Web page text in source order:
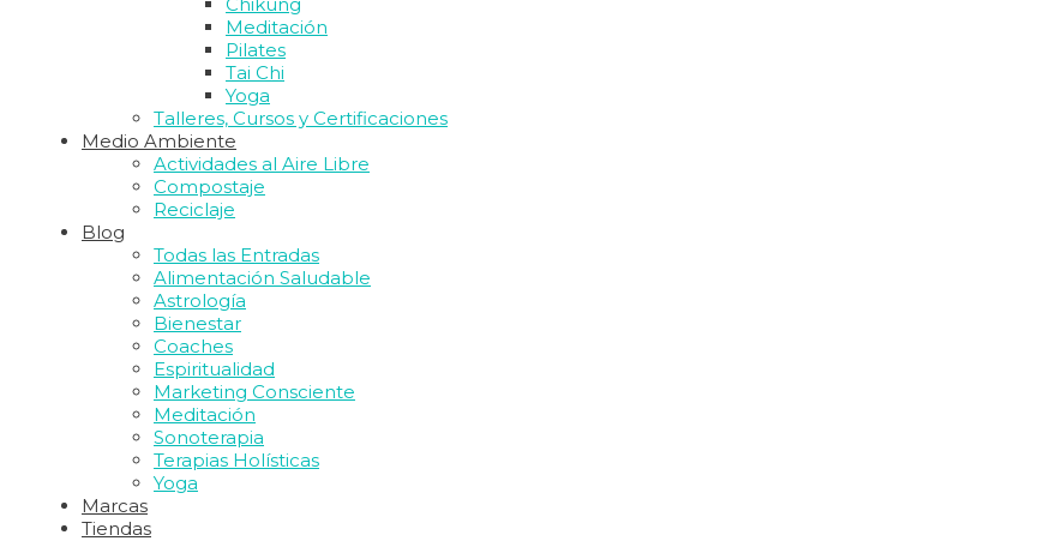
Meditación
Pilates
Tai Chi
Yoga
Talleres, Cursos y Certificaciones
Medio Ambiente
Actividades al Aire Libre
Compostaje
Reciclaje
Blog
Todas las Entradas
Alimentación Saludable
Astrología
Bienestar
Coaches
Espiritualidad
Marketing Consciente
Meditación
Sonoterapia
Terapias Holísticas
Yoga
Marcas
Tiendas